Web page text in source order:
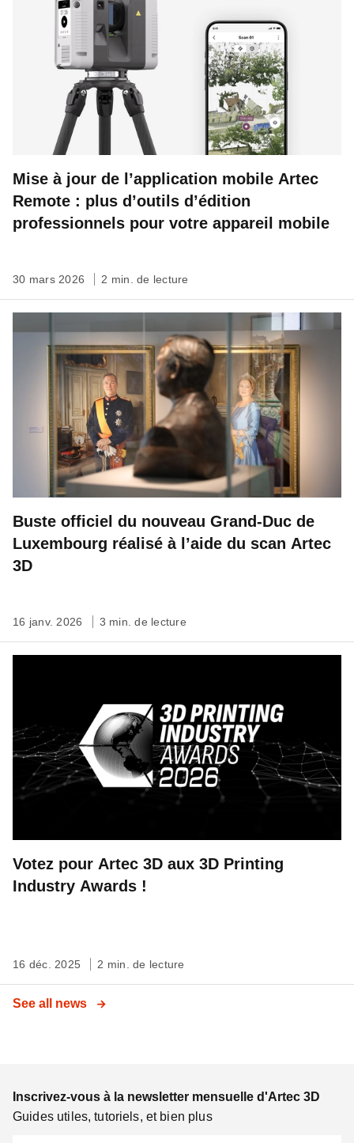
Mise à jour de l’application mobile Artec
Remote : plus d’outils d’édition
professionnels pour votre appareil mobile
30 mars 2026 2 min. de lecture
Buste officiel du nouveau Grand-Duc de
Luxembourg réalisé à l’aide du scan Artec
3D
16 janv. 2026 3 min. de lecture
Votez pour Artec 3D aux 3D Printing
Industry Awards !
16 déc. 2025 2 min. de lecture
See all news
Inscrivez-vous à la newsletter mensuelle d'Artec 3D
Guides utiles, tutoriels, et bien plus